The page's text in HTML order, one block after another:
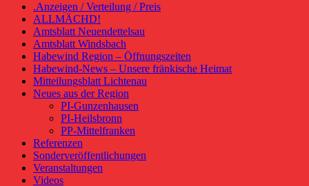
.Anzeigen / Verteilung / Preis
ALLMÄCHD!
Amtsblatt Neuendettelsau
Amtsblatt Windsbach
Habewind Region – Öffnungszeiten
Habewind-News – Unsere fränkische Heimat
Mitteilungsblatt Lichtenau
Neues aus der Region
PI-Gunzenhausen
PI-Heilsbronn
PP-Mittelfranken
Referenzen
Sonderveröffentlichungen
Veranstaltungen
Videos